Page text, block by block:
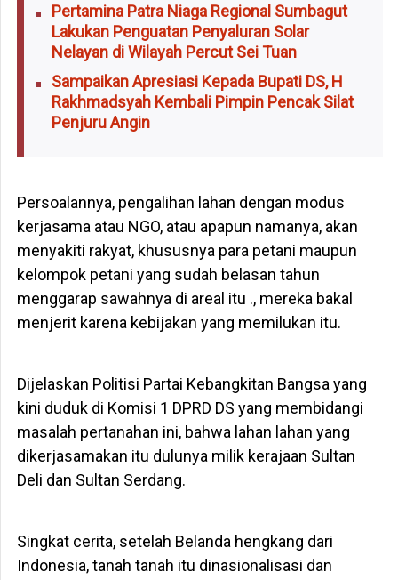
Pertamina Patra Niaga Regional Sumbagut
Lakukan Penguatan Penyaluran Solar
Nelayan di Wilayah Percut Sei Tuan
Sampaikan Apresiasi Kepada Bupati DS, H
Rakhmadsyah Kembali Pimpin Pencak Silat
Penjuru Angin
Persoalannya, pengalihan lahan dengan modus
kerjasama atau NGO, atau apapun namanya, akan
menyakiti rakyat, khususnya para petani maupun
kelompok petani yang sudah belasan tahun
menggarap sawahnya di areal itu ., mereka bakal
menjerit karena kebijakan yang memilukan itu.
Dijelaskan Politisi Partai Kebangkitan Bangsa yang
kini duduk di Komisi 1 DPRD DS yang membidangi
masalah pertanahan ini, bahwa lahan lahan yang
dikerjasamakan itu dulunya milik kerajaan Sultan
Deli dan Sultan Serdang.
Singkat cerita, setelah Belanda hengkang dari
Indonesia, tanah tanah itu dinasionalisasi dan